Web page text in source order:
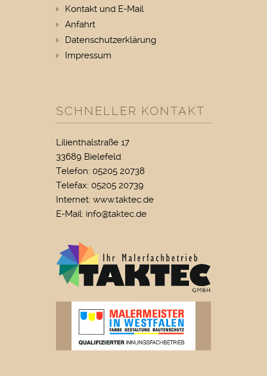
Kontakt und E-Mail
Anfahrt
Datenschutzerklärung
Impressum
SCHNELLER KONTAKT
Lilienthalstraße 17
33689 Bielefeld
Telefon: 05205 20738
Telefax: 05205 20739
Internet: www.taktec.de
E-Mail: info@taktec.de